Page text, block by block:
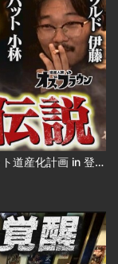
オズブラウン #83 11月30日放送『金属バット道産化計画 in 登別』（中編）